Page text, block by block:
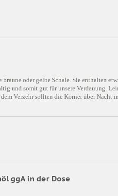
oder gelbe Schale. Sie enthalten
und somit gut für unsere Verdauung.
Verzehr sollten die Körner über Nacht
ggA in der Dose